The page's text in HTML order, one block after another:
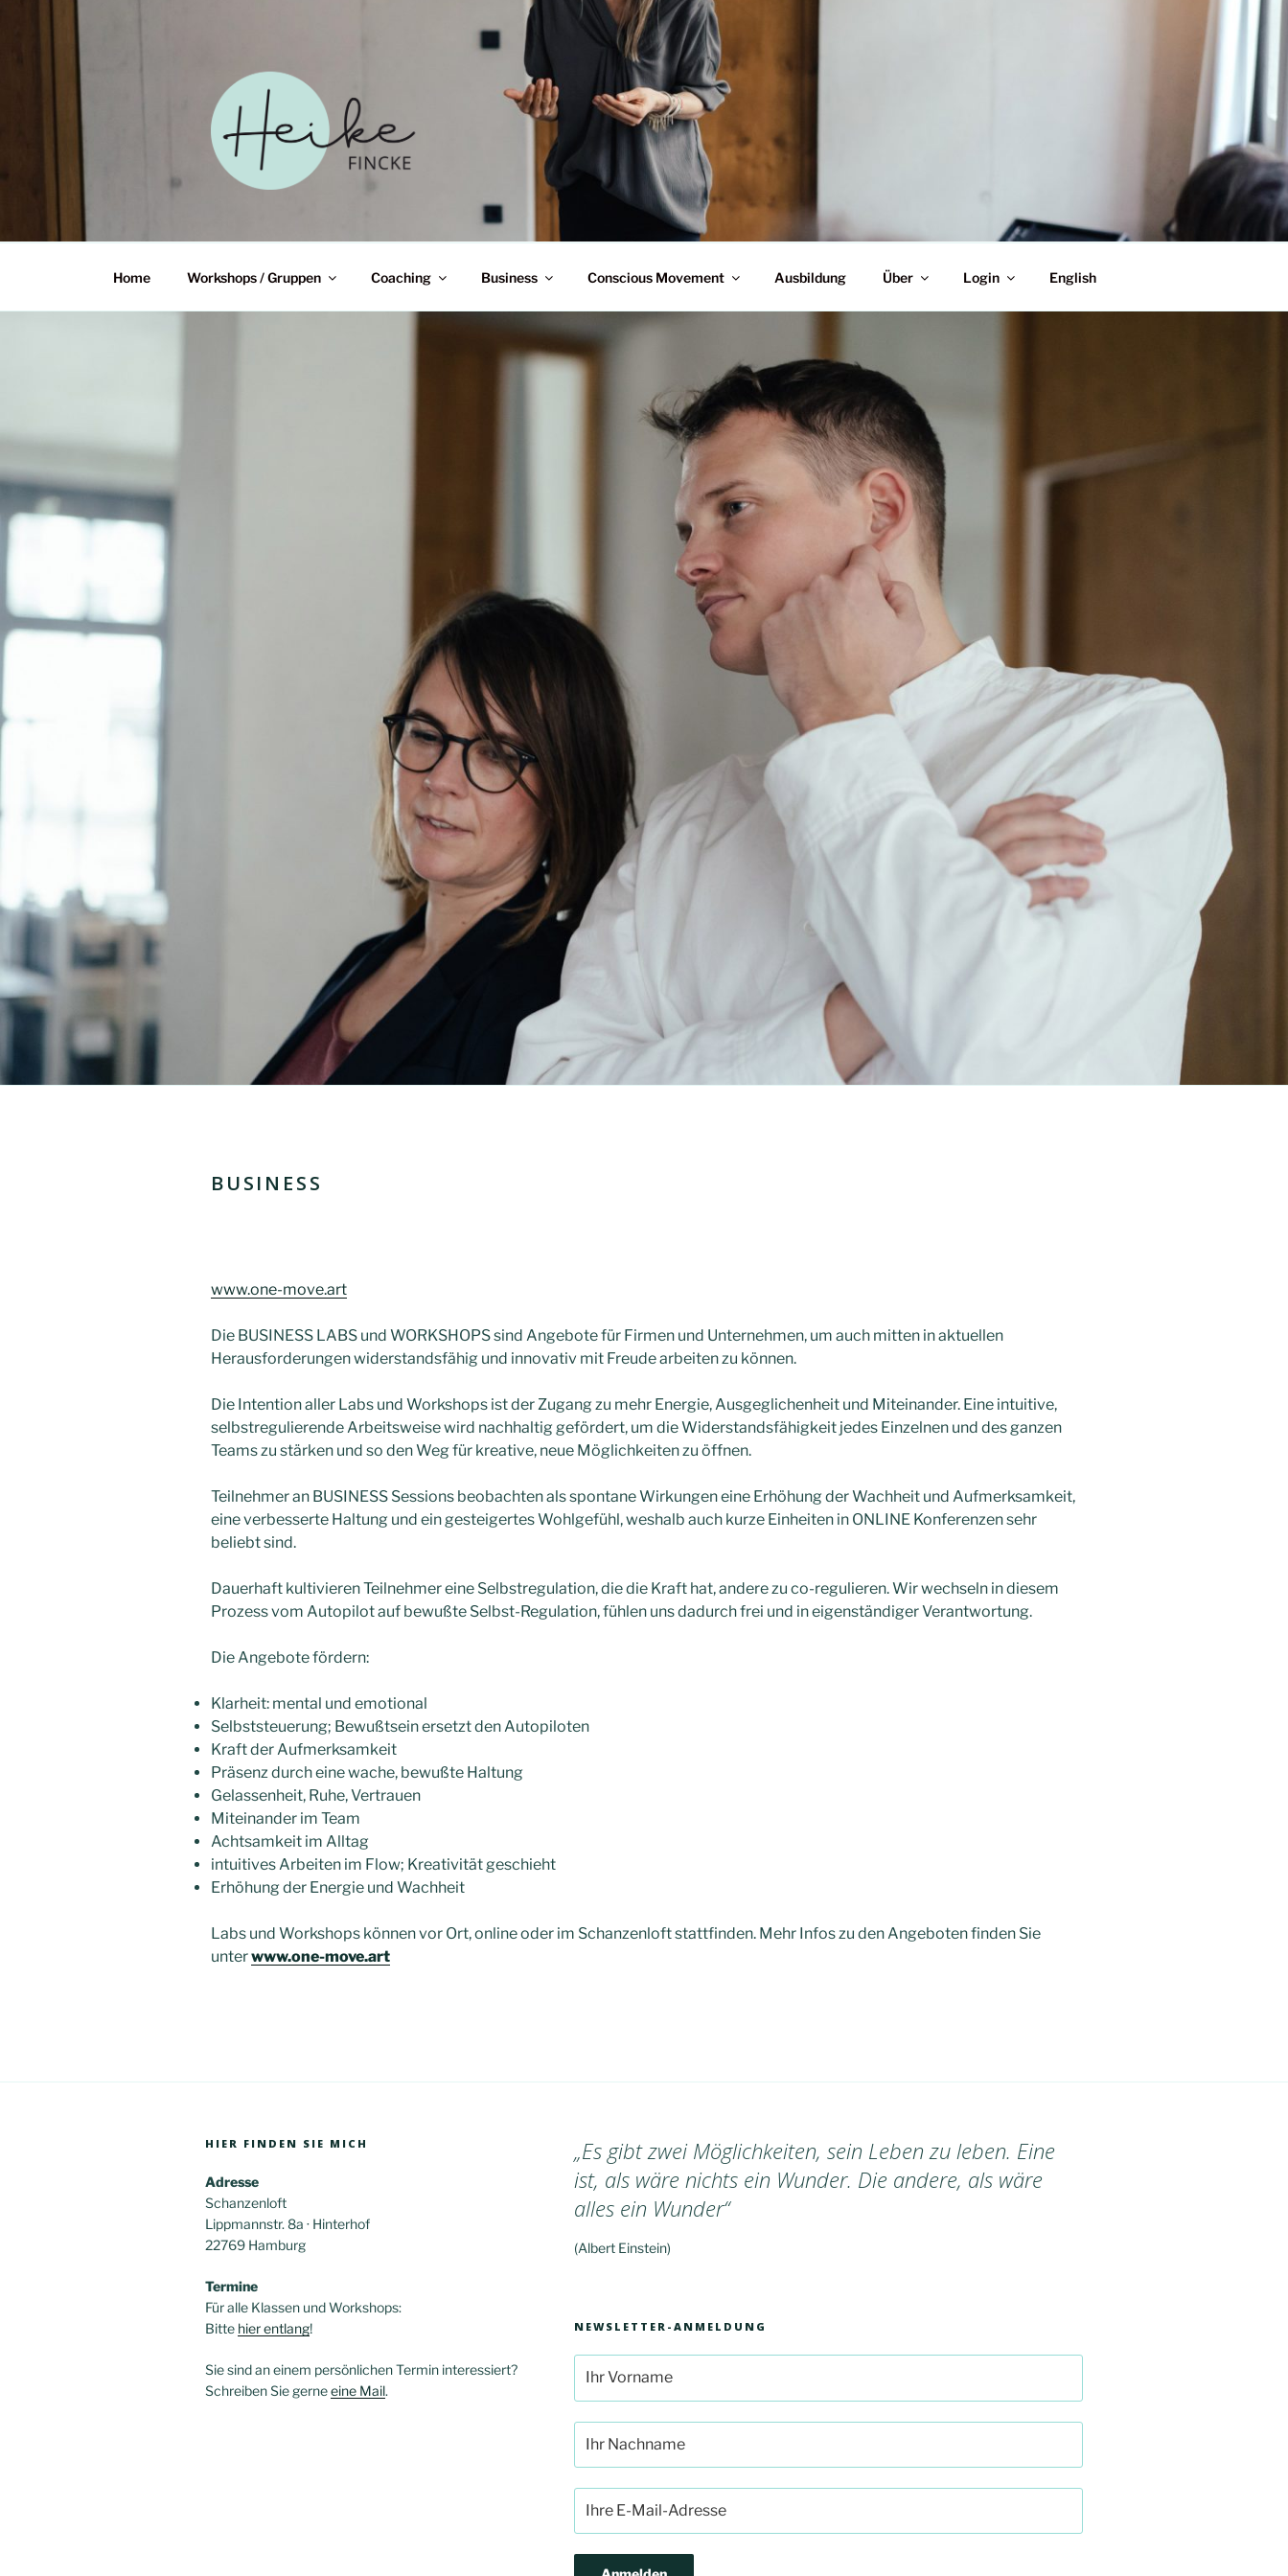
HEIKE FINCKE – ERWECKE DEIN SELBST IN EINER WELT IM
WANDEL
Home Workshops / Gruppen Coaching Business Conscious Movement Ausbildung Über Login English
BUSINESS
www.one-move.art
Die BUSINESS LABS und WORKSHOPS sind Angebote für Firmen und Unternehmen, um auch mitten in aktuellen
Herausforderungen widerstandsfähig und innovativ mit Freude arbeiten zu können.
Die Intention aller Labs und Workshops ist der Zugang zu mehr Energie, Ausgeglichenheit und Miteinander. Eine intuitive,
selbstregulierende Arbeitsweise wird nachhaltig gefördert, um die Widerstandsfähigkeit jedes Einzelnen und des ganzen
Teams zu stärken und so den Weg für kreative, neue Möglichkeiten zu öffnen.
Teilnehmer an BUSINESS Sessions beobachten als spontane Wirkungen eine Erhöhung der Wachheit und Aufmerksamkeit,
eine verbesserte Haltung und ein gesteigertes Wohlgefühl, weshalb auch kurze Einheiten in ONLINE Konferenzen sehr
beliebt sind.
Dauerhaft kultivieren Teilnehmer eine Selbstregulation, die die Kraft hat, andere zu co-regulieren. Wir wechseln in diesem
Prozess vom Autopilot auf bewußte Selbst-Regulation, fühlen uns dadurch frei und in eigenständiger Verantwortung.
Die Angebote fördern:
Klarheit: mental und emotional
Selbststeuerung; Bewußtsein ersetzt den Autopiloten
Kraft der Aufmerksamkeit
Präsenz durch eine wache, bewußte Haltung
Gelassenheit, Ruhe, Vertrauen
Miteinander im Team
Achtsamkeit im Alltag
intuitives Arbeiten im Flow; Kreativität geschieht
Erhöhung der Energie und Wachheit
Labs und Workshops können vor Ort, online oder im Schanzenloft stattfinden. Mehr Infos zu den Angeboten finden Sie
unterwww.one-move.art
HIER FINDEN SIE MICH
Adresse
Schanzenloft
Lippmannstr. 8a · Hinterhof
22769 Hamburg
Termine
Für alle Klassen und Workshops:
Bitte hier entlang!
Sie sind an einem persönlichen Termin interessiert?
Schreiben Sie gerneeine Mail.
„Es gibt zwei Möglichkeiten, sein Leben zu leben. Eine
ist, als wäre nichts ein Wunder. Die andere, als wäre
alles ein Wunder“
(Albert Einstein)
NEWSLETTER-ANMELDUNG